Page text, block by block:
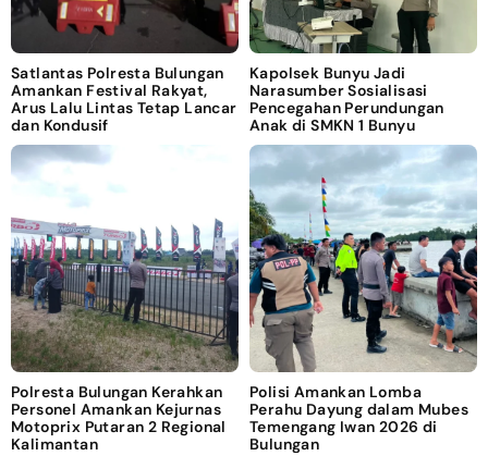
Satlantas Polresta Bulungan
Amankan Festival Rakyat,
Arus Lalu Lintas Tetap Lancar
dan Kondusif
Kapolsek Bunyu Jadi
Narasumber Sosialisasi
Pencegahan Perundungan
Anak di SMKN 1 Bunyu
Polresta Bulungan Kerahkan
Personel Amankan Kejurnas
Motoprix Putaran 2 Regional
Kalimantan
Polisi Amankan Lomba
Perahu Dayung dalam Mubes
Temengang Iwan 2026 di
Bulungan